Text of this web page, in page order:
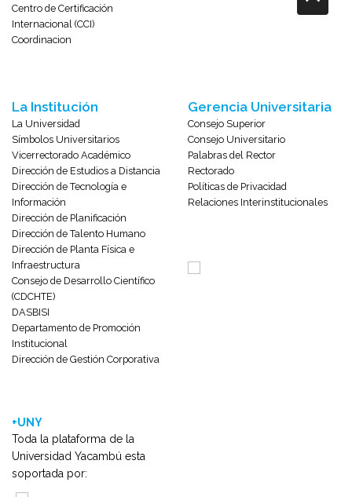
Centro de Certificación
Internacional (CCI)
Coordinacion
La Institución
La Universidad
Símbolos Universitarios
Vicerrectorado Académico
Dirección de Estudios a Distancia
Dirección de Tecnología e
Información
Dirección de Planificación
Dirección de Talento Humano
Dirección de Planta Física e
Infraestructura
Consejo de Desarrollo Científico
(CDCHTE)
DASBISI
Departamento de Promoción
Institucional
Dirección de Gestión Corporativa
+UNY
Toda la plataforma de la
Universidad Yacambú esta
soportada por:
Gerencia Universitaria
Consejo Superior
Consejo Universitario
Palabras del Rector
Rectorado
Políticas de Privacidad
Relaciones Interinstitucionales